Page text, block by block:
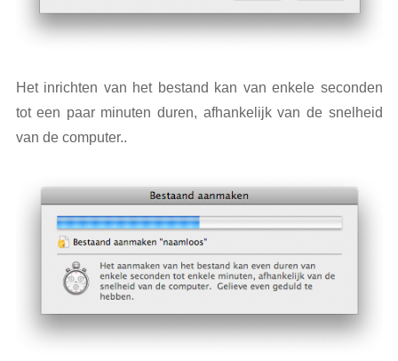
Het inrichten van het bestand kan van enkele seconden
tot een paar minuten duren, afhankelijk van de snelheid
van de computer..